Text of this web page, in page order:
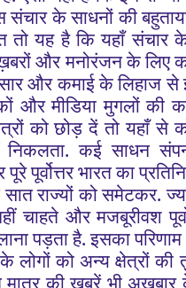
संचार के साधनों की
तो यह है कि यहाँ संचार
और मनोरंजन के लिए
और कमाई के लिहाज
और मीडिया मुगलों
को छोड़ दें तो यहाँ से
निकलता. कई साधन
पूर्वोत्तर भारत का
राज्यों को समेटकर.
चाहते और मजबूरीवश
पड़ता है. इसका
लोगों को अन्य क्षेत्रों की
मात्र की ख़बरें भी